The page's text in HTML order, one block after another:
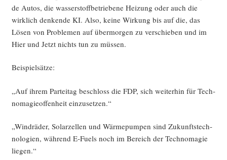
de Autos, die was­ser­stoff­be­trie­be­ne Hei­zung oder auch die
wirk­lich den­ken­de KI. Also, kei­ne Wir­kung bis auf die, das
Lösen von Pro­ble­men auf über­mor­gen zu ver­schie­ben und im
Hier und Jetzt nichts tun zu müssen.
Bei­spiel­sät­ze:
„Auf ihrem Par­tei­tag beschloss die FDP, sich wei­ter­hin für Tech­
no­ma­gie­of­fen­heit einzusetzen.“
„Wind­rä­der, Solar­zel­len und Wär­me­pum­pen sind Zukunfts­tech­
no­lo­gien, wäh­rend E‑Fuels noch im Bereich der Tech­no­ma­gie
liegen.“